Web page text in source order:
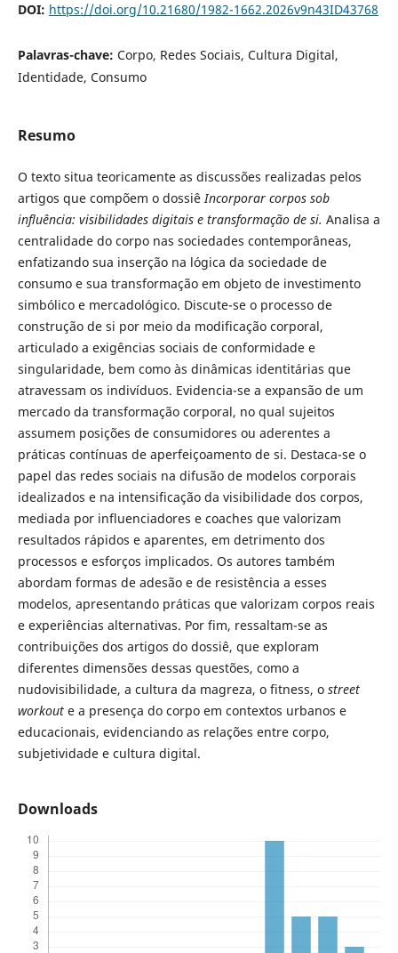
DOI: https://doi.org/10.21680/1982-1662.2026v9n43ID43768
Palavras-chave: Corpo, Redes Sociais, Cultura Digital,
Identidade, Consumo
Resumo
O texto situa teoricamente as discussões realizadas pelos
artigos que compõem o dossiê Incorporar corpos sob
influência: visibilidades digitais e transformação de si. Analisa a
centralidade do corpo nas sociedades contemporâneas,
enfatizando sua inserção na lógica da sociedade de
consumo e sua transformação em objeto de investimento
simbólico e mercadológico. Discute-se o processo de
construção de si por meio da modificação corporal,
articulado a exigências sociais de conformidade e
singularidade, bem como às dinâmicas identitárias que
atravessam os indivíduos. Evidencia-se a expansão de um
mercado da transformação corporal, no qual sujeitos
assumem posições de consumidores ou aderentes a
práticas contínuas de aperfeiçoamento de si. Destaca-se o
papel das redes sociais na difusão de modelos corporais
idealizados e na intensificação da visibilidade dos corpos,
mediada por influenciadores e coaches que valorizam
resultados rápidos e aparentes, em detrimento dos
processos e esforços implicados. Os autores também
abordam formas de adesão e de resistência a esses
modelos, apresentando práticas que valorizam corpos reais
e experiências alternativas. Por fim, ressaltam-se as
contribuições dos artigos do dossiê, que exploram
diferentes dimensões dessas questões, como a
nudovisibilidade, a cultura da magreza, o fitness, o street
workoute a presença do corpo em contextos urbanos e
educacionais, evidenciando as relações entre corpo,
subjetividade e cultura digital.
Downloads